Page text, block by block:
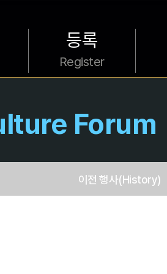
등록
Register
Forum
이전 행사(History)